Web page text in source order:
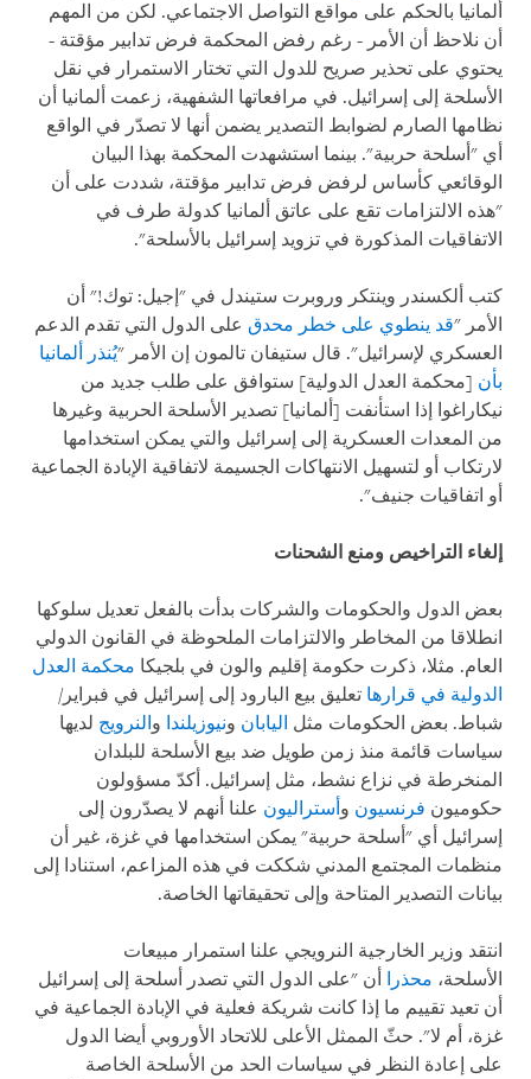
ألمانيا بالحكم على مواقع التواصل الاجتماعي. لكن من المهم
أن نلاحظ أن الأمر - رغم رفض المحكمة فرض تدابير مؤقتة -
يحتوي على تحذير صريح للدول التي تختار الاستمرار في نقل
الأسلحة إلى إسرائيل. في مرافعاتها الشفهية، زعمت ألمانيا أن
نظامها الصارم لضوابط التصدير يضمن أنها لا تصدّر في الواقع
أي "أسلحة حربية". بينما استشهدت المحكمة بهذا البيان
الوقائعي كأساس لرفض فرض تدابير مؤقتة، شددت على أن
"هذه الالتزامات تقع على عاتق ألمانيا كدولة طرف في
الاتفاقيات المذكورة في تزويد إسرائيل بالأسلحة".
كتب ألكسندر وينتكر وروبرت ستيندل في "إجيل: توك!" أن
الأمر "قد ينطوي على خطر محدق على الدول التي تقدم الدعم
العسكري لإسرائيل". قال ستيفان تالمون إن الأمر "يُنذر ألمانيا
بأن [محكمة العدل الدولية] ستوافق على طلب جديد من
نيكاراغوا إذا استأنفت [ألمانيا] تصدير الأسلحة الحربية وغيرها
من المعدات العسكرية إلى إسرائيل والتي يمكن استخدامها
لارتكاب أو لتسهيل الانتهاكات الجسيمة لاتفاقية الإبادة الجماعية
أو اتفاقيات جنيف".
إلغاء التراخيص ومنع الشحنات
بعض الدول والحكومات والشركات بدأت بالفعل تعديل سلوكها
انطلاقا من المخاطر والالتزامات الملحوظة في القانون الدولي
العام. مثلا، ذكرت حكومة إقليم والون في بلجيكا محكمة العدل
الدولية في قرارها تعليق بيع البارود إلى إسرائيل في فبراير/
شباط. بعض الحكومات مثل اليابان ونيوزيلندا والنرويج لديها
سياسات قائمة منذ زمن طويل ضد بيع الأسلحة للبلدان
المنخرطة في نزاع نشط، مثل إسرائيل. أكدّ مسؤولون
حكوميون فرنسيون وأستراليون علنا أنهم لا يصدّرون إلى
إسرائيل أي "أسلحة حربية" يمكن استخدامها في غزة، غير أن
منظمات المجتمع المدني شككت في هذه المزاعم، استنادا إلى
بيانات التصدير المتاحة وإلى تحقيقاتها الخاصة.
انتقد وزير الخارجية النرويجي علنا استمرار مبيعات
الأسلحة، محذرا أن "على الدول التي تصدر أسلحة إلى إسرائيل
أن تعيد تقييم ما إذا كانت شريكة فعلية في الإبادة الجماعية في
غزة، أم لا". حثّ الممثل الأعلى للاتحاد الأوروبي أيضا الدول
على إعادة النظر في سياسات الحد من الأسلحة الخاصة